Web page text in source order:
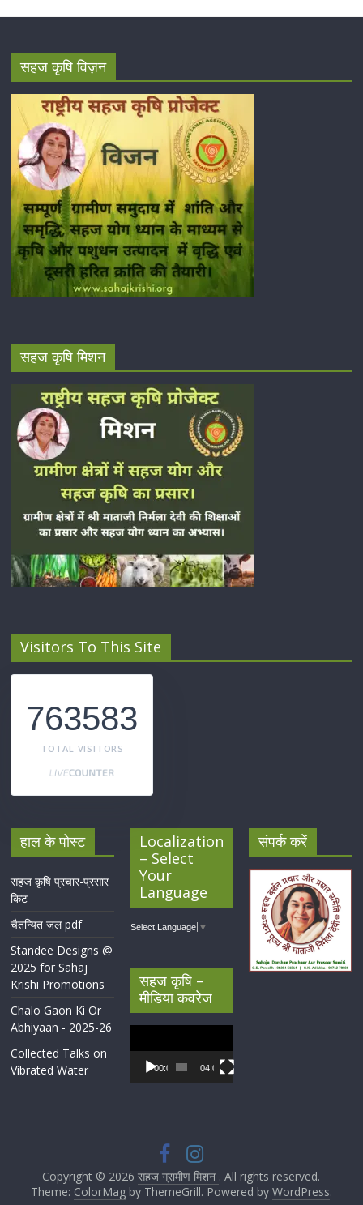
सहज कृषि विज़न
सहज कृषि मिशन
Visitors To This Site
763583
TOTAL VISITORS
हाल के पोस्ट
सहज कृषि प्रचार-प्रसार
किट
चैतन्यित जल pdf
Standee Designs @
2025 for Sahaj
Krishi Promotions
Chalo Gaon Ki Or
Abhiyaan - 2025-26
Collected Talks on
Vibrated Water
Localization
– Select
Your
Language
Select Language ▼
सहज कृषि –
मीडिया कवरेज
Player
00:00 04:07
संपर्क करें
Copyright © 2026सहज ग्रामीण मिशन . All rights reserved.
Theme: ColorMagby ThemeGrill. Powered by WordPress.